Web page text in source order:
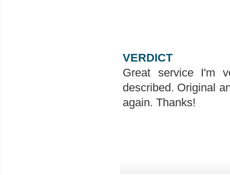
VERDICT
Great service I'm
described. Original
again. Thanks!